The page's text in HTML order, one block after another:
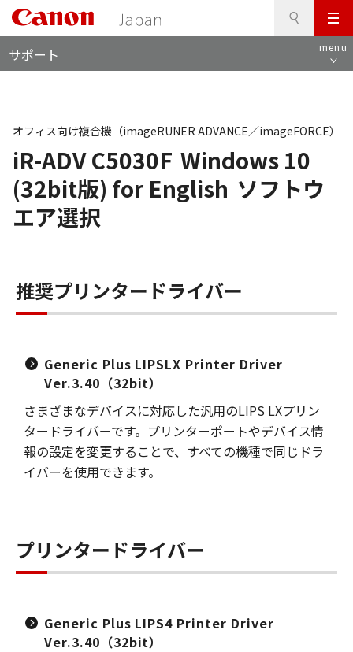
メ
ニ
ュ
サポート menu
iR-ADV C5030F Windows 10
(32bit版) for English ソフトウ
エア選択
オフィス向け複合機（imageRUNER ADVANCE／imageFORCE）
推奨プリンタードライバー
Generic Plus LIPSLX Printer Driver
Ver.3.40（32bit）
さまざまなデバイスに対応した汎用のLIPS LXプリン
タードライバーです。プリンターポートやデバイス情
報の設定を変更することで、すべての機種で同じドラ
イバーを使用できます。
プリンタードライバー
Generic Plus LIPS4 Printer Driver
Ver.3.40（32bit）